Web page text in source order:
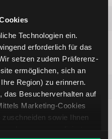
Technologien ein.
erforderlich für das
setzen zudem Präferenz-
ermöglichen, sich an
Region) zu erinnern.
das Besucherverhalten auf
Marketing-Cookies
sowie Ihnen
Kurs (bei
108,70 EUR
Kurs (bei
Analysepublikation)